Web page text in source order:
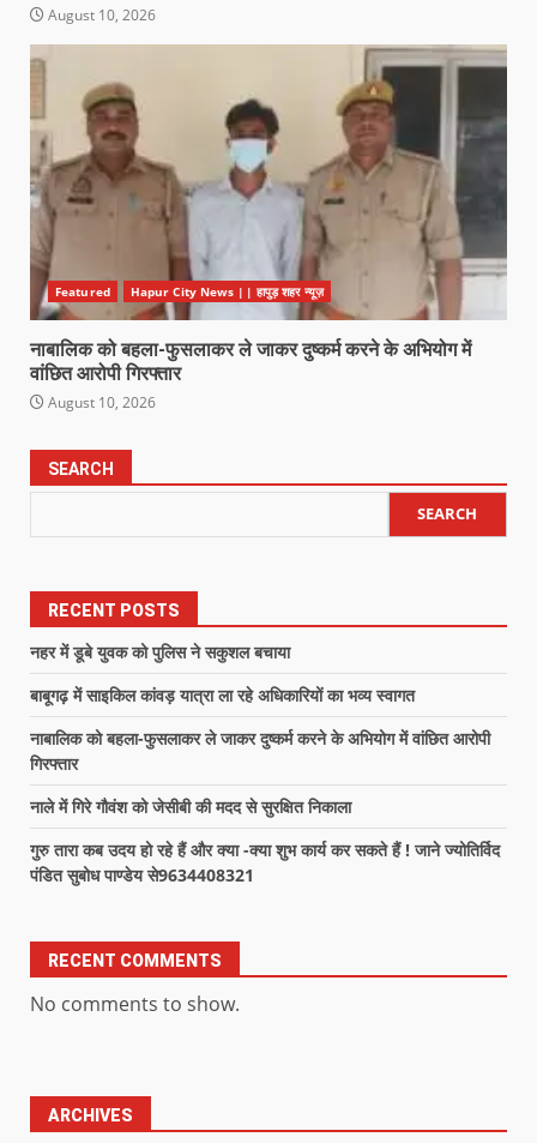
August 10, 2026
Featured Hapur City News || हापुड़ शहर न्यूज़
नाबालिक को बहला-फुसलाकर ले जाकर दुष्कर्म करने के अभियोग में
वांछित आरोपी गिरफ्तार
August 10, 2026
SEARCH
SEARCH
RECENT POSTS
नहर में डूबे युवक को पुलिस ने सकुशल बचाया
बाबूगढ़ में साइकिल कांवड़ यात्रा ला रहे अधिकारियों का भव्य स्वागत
नाबालिक को बहला-फुसलाकर ले जाकर दुष्कर्म करने के अभियोग में वांछित आरोपी
गिरफ्तार
नाले में गिरे गौवंश को जेसीबी की मदद से सुरक्षित निकाला
गुरु तारा कब उदय हो रहे हैं और क्या -क्या शुभ कार्य कर सकते हैं ! जाने ज्योतिर्विद
पंडित सुबोध पाण्डेय से9634408321
RECENT COMMENTS
No comments to show.
ARCHIVES